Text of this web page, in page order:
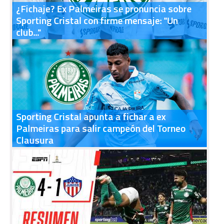
¿Fichaje? Ex Palmeiras se pronuncia sobre
Sporting Cristal con firme mensaje: "Un
club..."
Sporting Cristal apunta a fichar a ex
Palmeiras para salir campeón del Torneo
Clausura